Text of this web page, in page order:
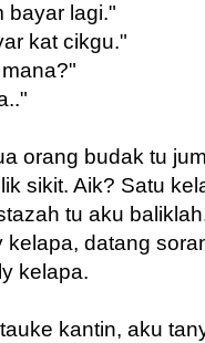
bayar lagi."
kat cikgu."
orang budak tu
sikit. Aik? Satu
tu aku
kelapa, datang
kelapa.
kantin, aku